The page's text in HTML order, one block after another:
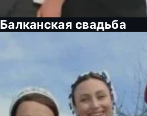
Балканская свадьба